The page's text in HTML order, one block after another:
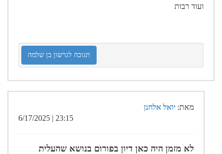
ועוד רבות
תגובה לגרשון בן שלמה
מאת: יואל אלחנן
23:15 | 6/17/2025
לא מזמן היה כאן דיון בפורום בנושא שהעלית